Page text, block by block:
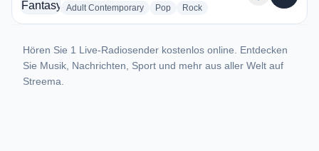
Adult Contemporaryradio stations
Popradio stations
Rockradio stations
Hören Sie 1 Live-Radiosender kostenlos online. Entdecken
Sie Musik, Nachrichten, Sport und mehr aus aller Welt auf
Streema.